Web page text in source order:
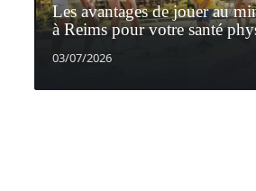
Les avantages de jouer au
à Reims pour votre santé
03/07/2026